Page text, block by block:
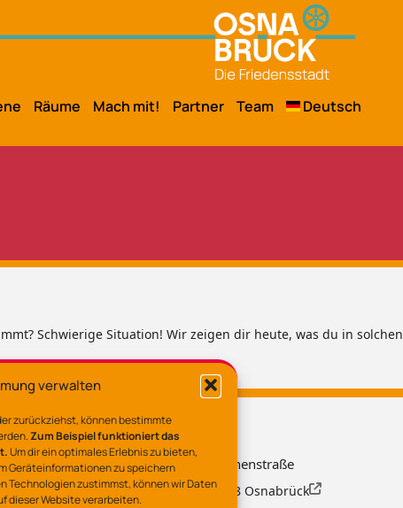
verwalten
zurückziehst, können bestimmte
Zum Beispiel funktioniert das
Um dir ein optimales Erlebnis zu bieten,
Geräteinformationen zu speichern
Technologien zustimmst, können wir Daten
dieser Website verarbeiten.
Räume Mach mit! Partner Team Deutsch
Schwierige Situation! Wir zeigen dir heute, was du in solchen
Ort
Gemeinschaftszentrum Lerchenstraße
Lerchenstraße 135-137, 49088 Osnabrück